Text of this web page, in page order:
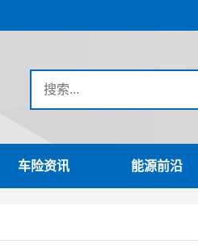
车险资讯 能源前沿